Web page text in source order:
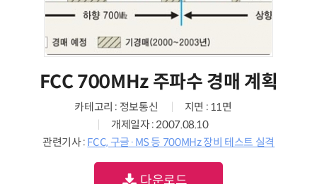
FCC 700MHz 주파수 경매 계획
카테고리 : 정보통신
지면 : 11면
개제일자 : 2007.08.10
관련기사 : FCC, 구글·MS 등 700MHz 장비 테스트 실격
다운로드